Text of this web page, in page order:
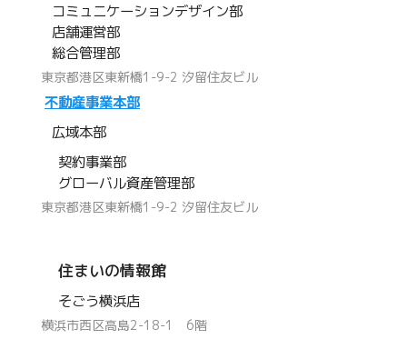
コミュニケーションデザイン部
店舗運営部
総合管理部
東京都港区東新橋1-9-2 汐留住友ビル
不動産事業本部
広域本部
契約事業部
グローバル資産管理部
東京都港区東新橋1-9-2 汐留住友ビル
住まいの情報館
そごう横浜店
横浜市西区高島2-18-1 6階